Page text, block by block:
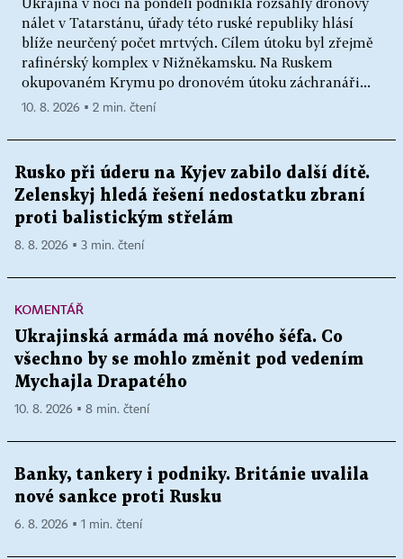
nálet v Tatarstánu, úřady této ruské republiky hlásí
blíže neurčený počet mrtvých. Cílem útoku byl zřejmě
rafinérský komplex v Nižněkamsku. Na Ruskem
okupovaném Krymu po dronovém útoku záchranáři...
10. 8. 2026 ▪ 2 min. čtení
Rusko při úderu na Kyjev zabilo další dítě.
Zelenskyj hledá řešení nedostatku zbraní
proti balistickým střelám
8. 8. 2026 ▪ 3 min. čtení
KOMENTÁŘ
Ukrajinská armáda má nového šéfa. Co
všechno by se mohlo změnit pod vedením
Mychajla Drapatého
10. 8. 2026 ▪ 8 min. čtení
Banky, tankery i podniky. Británie uvalila
nové sankce proti Rusku
6. 8. 2026 ▪ 1 min. čtení